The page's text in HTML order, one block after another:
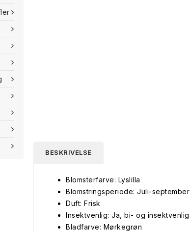
BESKRIVELSE
Blomsterfarve: Lyslilla
Blomstringsperiode: Juli-september
Duft: Frisk
Insektvenlig: Ja, bi- og insektvenlig
Bladfarve: Mørkegrøn